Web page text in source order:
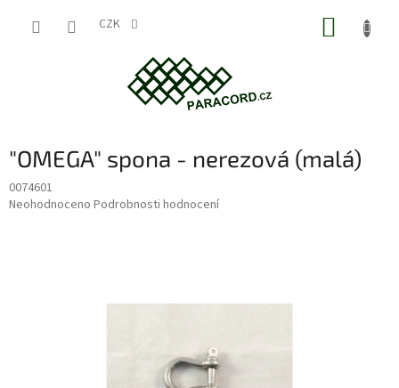
CZK
"OMEGA" spona - nerezová (malá)
0074601
Průměrné
Neohodnoceno Podrobnosti hodnocení